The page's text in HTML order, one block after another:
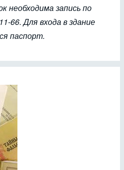
необходима запись по
66. Для входа в здание
паспорт.